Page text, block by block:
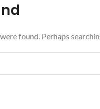
found. Perhaps